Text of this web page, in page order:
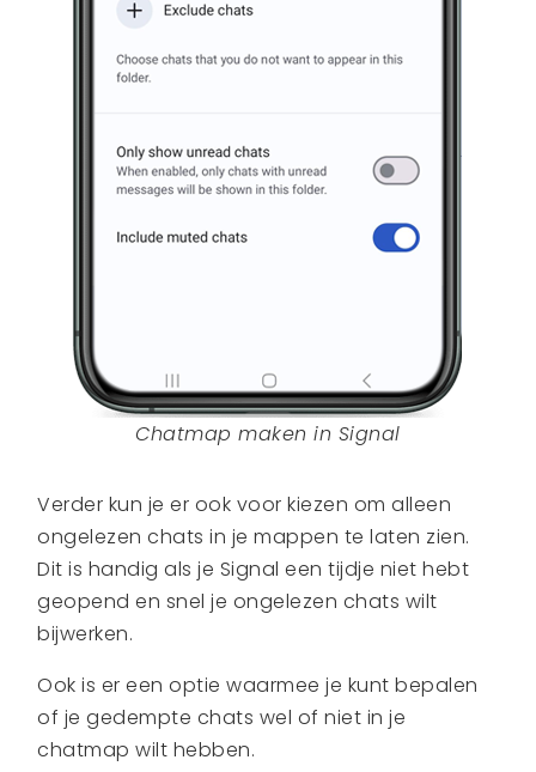
Chatmap maken in Signal
Verder kun je er ook voor kiezen om alleen
ongelezen chats in je mappen te laten zien.
Dit is handig als je Signal een tijdje niet hebt
geopend en snel je ongelezen chats wilt
bijwerken.
Ook is er een optie waarmee je kunt bepalen
of je gedempte chats wel of niet in je
chatmap wilt hebben.